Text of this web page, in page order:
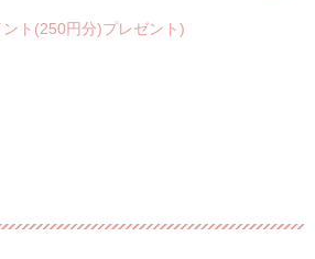
ト(250円分)プレゼント)